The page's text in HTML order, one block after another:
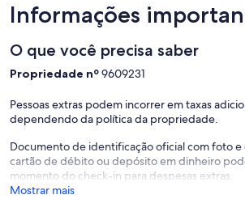
Informações
O que você precisa saber
Propriedade nº9609231
Pessoas extras podem incorrer em taxas
dependendo da política da propriedade.
Documento de identificação oficial com foto
cartão de débito ou depósito em dinheiro
momento do check-in para despesas extras.
Mostrar mais